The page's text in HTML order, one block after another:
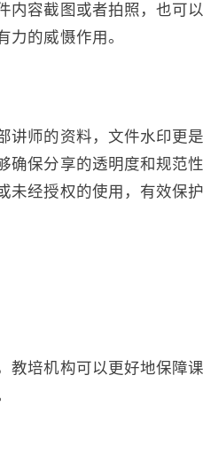
内容截图或者拍照，也可
力的威慑作用。
讲师的资料，文件水印更
确保分享的透明度和规范
未经授权的使用，有效保
教培机构可以更好地保障